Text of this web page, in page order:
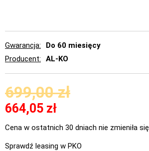
Gwarancja
Do 60 miesięcy
Producent
AL-KO
699,00zł
664,05 zł
Cena w ostatnich 30 dniach nie zmieniła się
Sprawdź leasing w PKO